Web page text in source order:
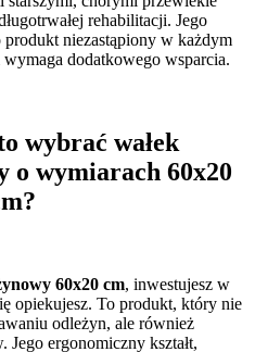
rehabilitacji. Jego
produkt niezastąpiony w każdym
dodatkowego wsparcia.
wybrać wałek
o wymiarach 60x20
60x20 cm, inwestujesz w
opiekujesz. To produkt, który nie
odleżyn, ale również
ergonomiczny kształt,